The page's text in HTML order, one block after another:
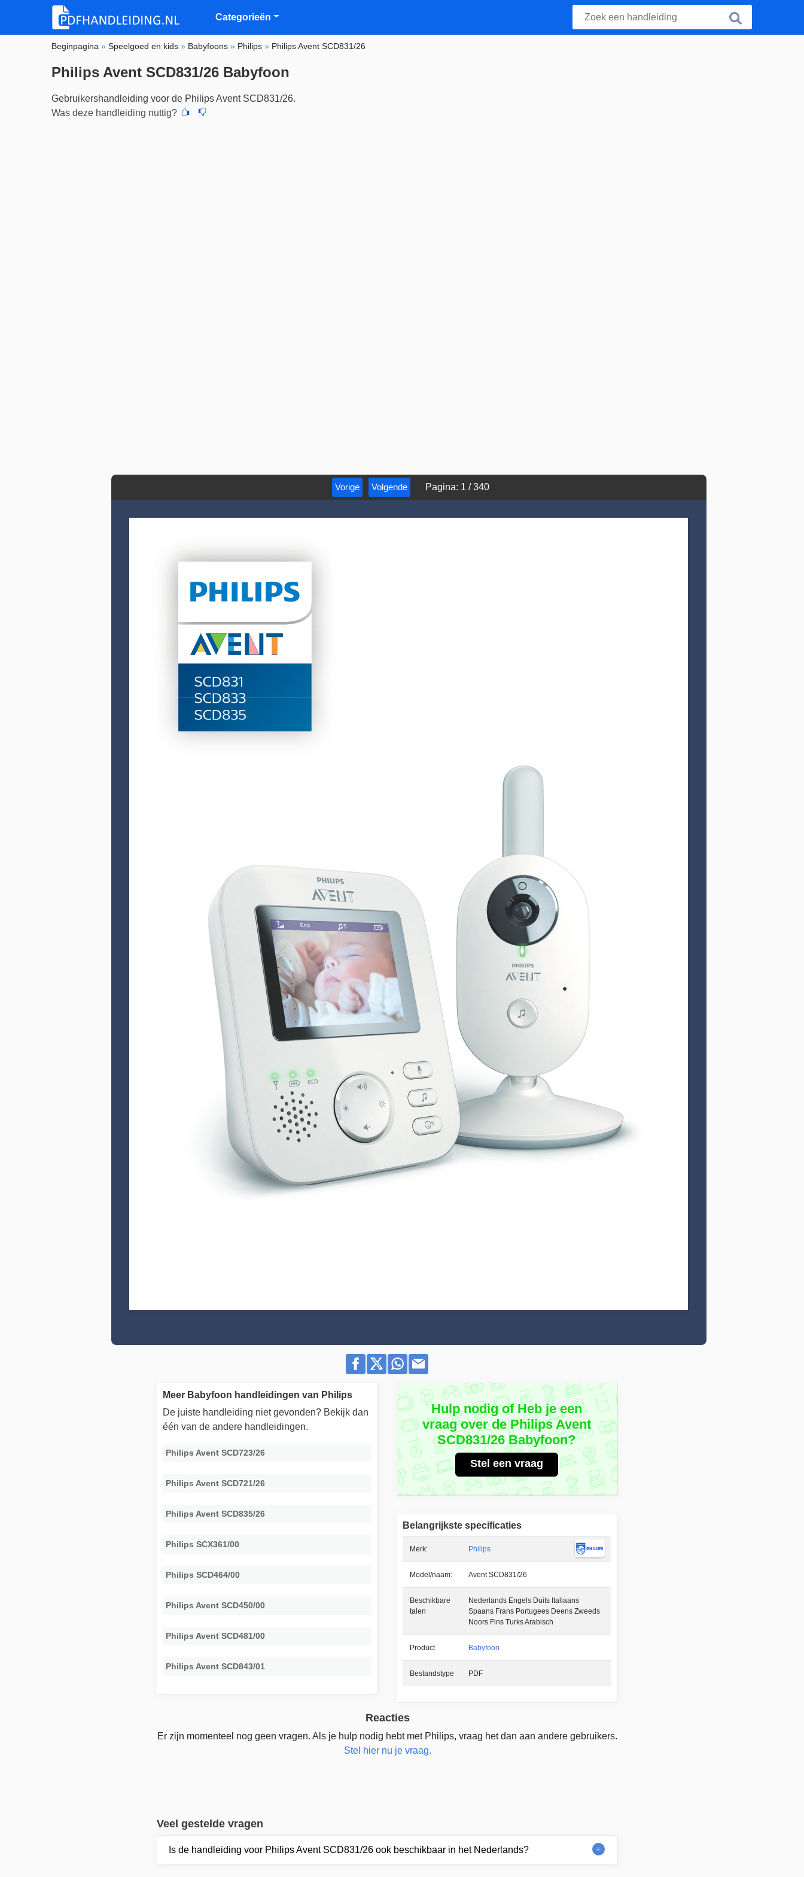
Categorieën
Beginpagina »Speelgoed en kids » Babyfoons » Philips » Philips Avent SCD831/26
Philips Avent SCD831/26 Babyfoon
Gebruikershandleiding voor de Philips Avent SCD831/26.
Was deze handleiding nuttig?
Vorige Volgende Pagina: 1 /340
Hulp nodig of Heb je een
vraag over de Philips Avent
SCD831/26 Babyfoon?
Stel een vraag
Belangrijkste specificaties
Merk: Philips
Model/naam: Avent SCD831/26
Beschikbare
talen
Nederlands Engels Duits Italiaans
Spaans Frans Portugees Deens Zweeds
Noors Fins Turks Arabisch
Product Babyfoon
Bestandstype PDF
Meer Babyfoon handleidingen van Philips
De juiste handleiding niet gevonden? Bekijk dan
één van de andere handleidingen.
Philips Avent SCD723/26
Philips Avent SCD721/26
Philips Avent SCD835/26
Philips SCX361/00
Philips SCD464/00
Philips Avent SCD450/00
Philips Avent SCD481/00
Philips Avent SCD843/01
Reacties
Er zijn momenteel nog geen vragen. Als je hulp nodig hebt met Philips, vraag het dan aan andere gebruikers.
Stel hier nu je vraag.
Veel gestelde vragen
Is de handleiding voor Philips Avent SCD831/26 ook beschikbaar in het Nederlands?